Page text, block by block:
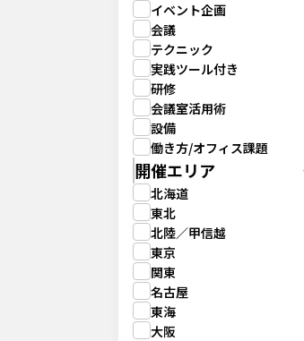
イベント企画
会議
テクニック
実践ツール付き
研修
会議室活用術
設備
働き方/オフィス課題
開催エリア
北海道
東北
北陸／甲信越
東京
関東
名古屋
東海
大阪